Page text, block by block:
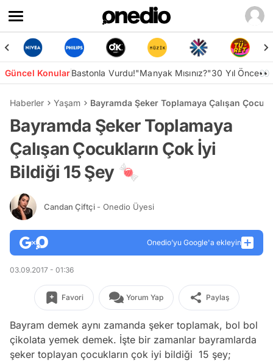
Güncel KonularBastonla Vurdu!"Manyak Mısınız?"30 Yıl Önce👀
Haberler Yaşam Bayramda Şeker Toplamaya Çalışan
Bayramda Şeker Toplamaya
Çalışan Çocukların Çok İyi
Bildiği 15 Şey 🍬
Candan Çiftçi - Onedio Üyesi
Onedio’yu Google'a ekleyin
03.09.2017 - 01:36
Favori Yorum Yap Paylaş
Bayram demek aynı zamanda şeker toplamak, bol bol
çikolata yemek demek. İşte bir zamanlar bayramlarda
şeker toplayan çocukların çok iyi bildiği 15 şey;